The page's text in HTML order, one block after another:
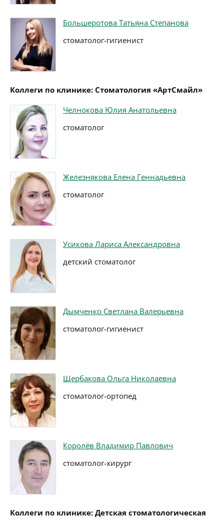
Большеротова Татьяна Степанова
стоматолог-гигиенист
Коллеги по клинике: Стоматология «АртСмайл»
Челнокова Юлия Анатольевна
стоматолог
Железнякова Елена Геннадьевна
стоматолог
Усикова Лариса Александровна
детский стоматолог
Дымченко Светлана Валерьевна
стоматолог-гигиенист
Щербакова Ольга Николаевна
стоматолог-ортопед
Королёв Владимир Павлович
стоматолог-хирург
Коллеги по клинике: Детская стоматологическая